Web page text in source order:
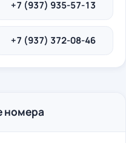
+7 (937) 935-57-13
+7 (937) 372-08-46
номера